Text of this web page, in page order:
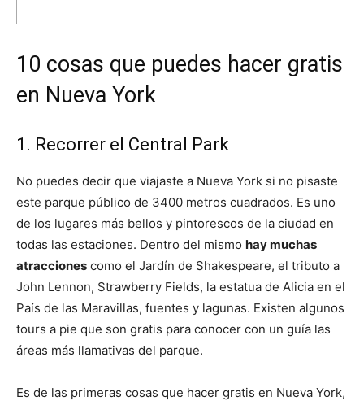
10 cosas que puedes hacer gratis
en Nueva York
1. Recorrer el Central Park
No puedes decir que viajaste a Nueva York si no pisaste
este parque público de 3400 metros cuadrados. Es uno
de los lugares más bellos y pintorescos de la ciudad en
todas las estaciones. Dentro del mismo hay muchas
atracciones como el Jardín de Shakespeare, el tributo a
John Lennon, Strawberry Fields, la estatua de Alicia en el
País de las Maravillas, fuentes y lagunas. Existen algunos
tours a pie que son gratis para conocer con un guía las
áreas más llamativas del parque.
Es de las primeras cosas que hacer gratis en Nueva York,